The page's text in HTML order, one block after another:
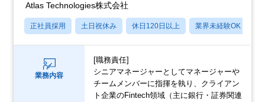
Atlas Technologies株式会社
正社員採用 土日祝休み 休日120日以上 業界未経験OK
業務内容
[職務責任]
シニアマネージャーとしてマネージャーや
チームメンバーに指揮を執り、クライアン
ト企業のFintech領域（主に銀行・証券関連